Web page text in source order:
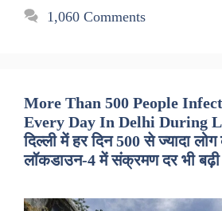
1,060 Comments
More Than 500 People
Every Day In Delhi During
दिल्ली में हर दिन 500 से ज्यादा लोग
लॉकडाउन-4 में संक्रमण दर भी बढ़ी